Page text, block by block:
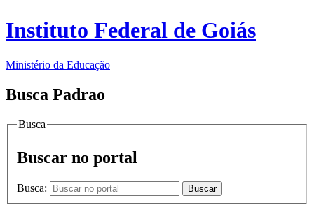
Instituto Federal de Goiás
Ministério da Educação
Busca Padrao
Busca
Buscar no portal
Busca: Buscar